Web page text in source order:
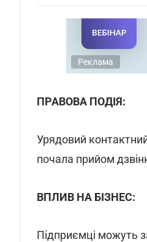
Реклама
ПРАВОВА ПОДІЯ:
Урядовий
почала прийом
ВПЛИВ НА БІЗНЕС:
Підприємці можуть